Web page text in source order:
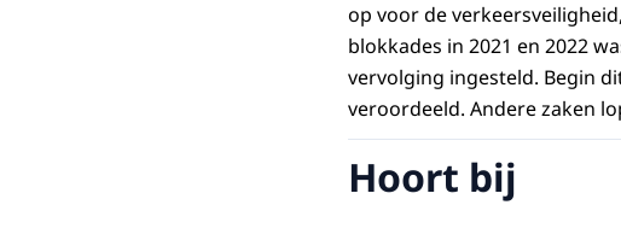
op voor de
blokkades in 2021 en 2022
vervolging ingesteld. Begin
veroordeeld. Andere zaken
Hoort bij